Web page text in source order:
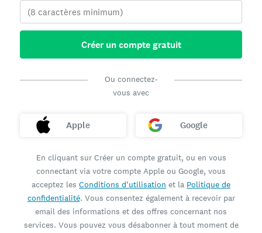
Créer un compte gratuit
Ou connectez-
vous avec
Apple Google
En cliquant sur Créer un compte gratuit, ou en vous
connectant via votre compte Apple ou Google, vous
acceptez les Conditions d'utilisation et la Politique de
confidentialité. Vous consentez également à recevoir par
email des informations et des offres concernant nos
services. Vous pouvez vous désabonner à tout moment de